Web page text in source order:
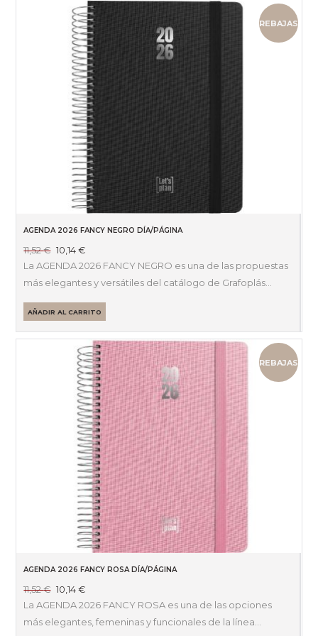
REBAJAS
AGENDA 2026 FANCY NEGRO DÍA/PÁGINA
11,52€ El
precio
era:
11,52 €.
10,14€El
precio
es:
10,14 €.
La AGENDA 2026 FANCY NEGRO es una de las propuestas
más elegantes y versátiles del catálogo de Grafoplás…
AÑADIR AL CARRITO
REBAJAS
AGENDA 2026 FANCY ROSA DÍA/PÁGINA
11,52€ El
precio
era:
10,14€El
precio
es:
La AGENDA 2026 FANCY ROSA es una de las opciones
más elegantes, femeninas y funcionales de la línea…